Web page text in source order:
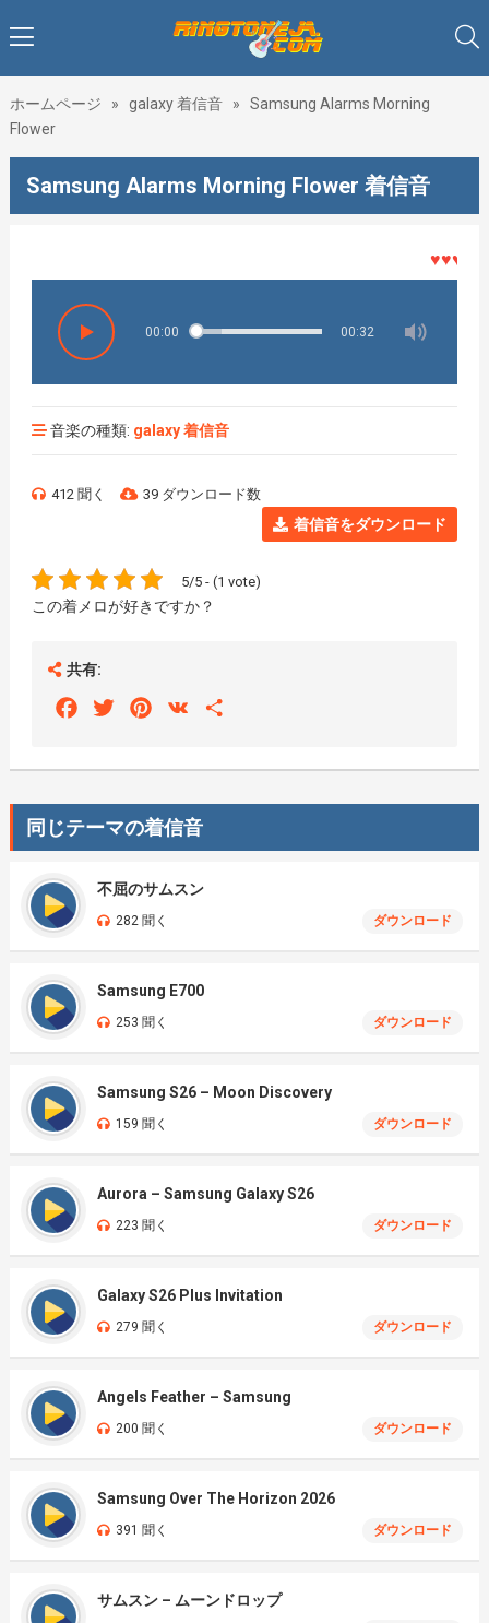
ホームページ » galaxy 着信音 »
Samsung Alarms Morning
Flower
Samsung Alarms Morning Flower 着信音
♥♥♥着メ
00:00 00:32
音楽の種類: galaxy 着信音
412 聞く 39 ダウンロード数
着信音をダウンロード
5/5 - (1 vote)
この着メロが好きですか？
共有:
FacebookTwitterPinterest
VK
同じテーマの着信音
不屈のサムスン
282 聞く ダウンロード
Samsung E700
253 聞く ダウンロード
Samsung S26 – Moon Discovery
159 聞く ダウンロード
Aurora – Samsung Galaxy S26
223 聞く ダウンロード
Galaxy S26 Plus Invitation
279 聞く ダウンロード
Angels Feather – Samsung
200 聞く ダウンロード
Samsung Over The Horizon 2026
391 聞く ダウンロード
サムスン – ムーンドロップ